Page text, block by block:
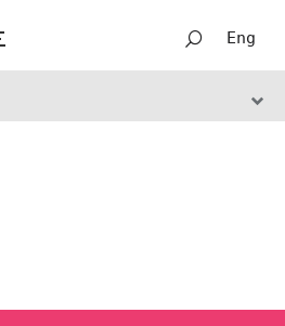
Eng